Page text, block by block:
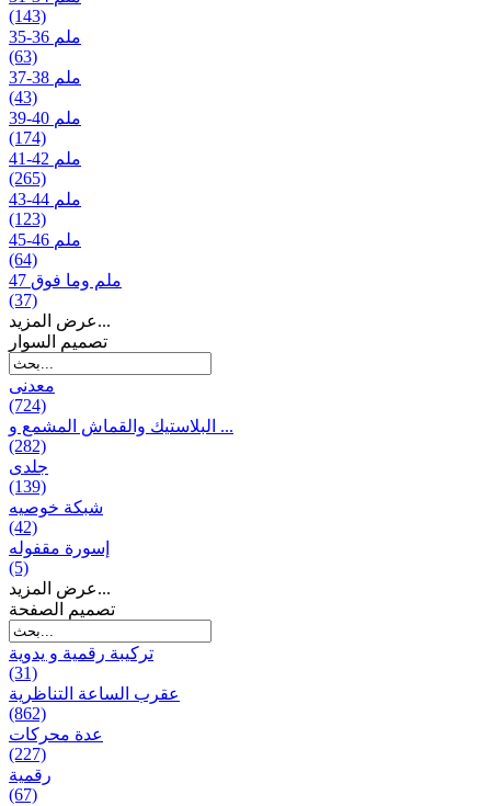
(143)
35-36 ملم
(63)
37-38 ملم
(43)
39-40 ملم
(174)
41-42 ملم
(265)
43-44 ملم
(123)
45-46 ملم
(64)
47 ملم وما فوق
(37)
عرض المزيد...
تصمیم السوار
معدنی
(724)
البلاستيك والقماش المشمع و ...
(282)
جلدی
(139)
شبكة خوصیه
(42)
إسورة مقفوله
(5)
عرض المزيد...
تصميم الصفحة
تركيبة رقمية و يدوية
(31)
عقرب الساعة التناظرية
(862)
عدة محركات
(227)
رقمية
(67)